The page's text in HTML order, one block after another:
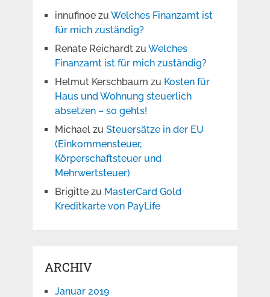
innufinoezu Welches Finanzamt ist
für mich zuständig?
Renate Reichardtzu Welches
Finanzamt ist für mich zuständig?
Helmut Kerschbaum zu Kosten für
Haus und Wohnung steuerlich
absetzen – so gehts!
Michaelzu Steuersätze in der EU
(Einkommensteuer,
Körperschaftsteuer und
Mehrwertsteuer)
Brigittezu MasterCard Gold
Kreditkarte von PayLife
ARCHIV
Januar 2019